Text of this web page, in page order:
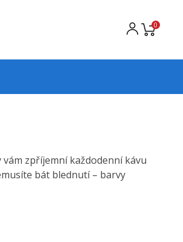
0
zpříjemní každodenní kávu
bát blednutí – barvy